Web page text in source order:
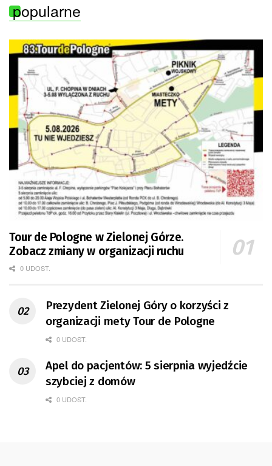
popularne
Tour de Pologne w Zielonej Górze.
Zobacz zmiany w organizacji ruchu
0 UDOST.
Prezydent Zielonej Góry o korzyści z
organizacji mety Tour de Pologne
0 UDOST.
Apel do pacjentów: 5 sierpnia wyjedźcie
szybciej z domów
0 UDOST.